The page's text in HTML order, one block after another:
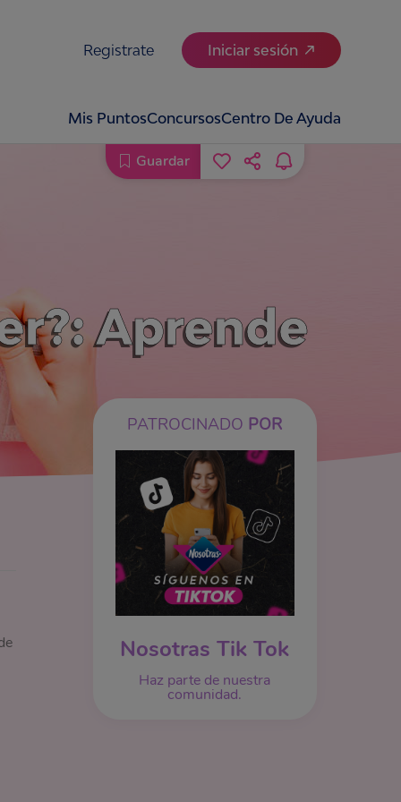
Registrate Iniciar sesión
Mis PuntosConcursosCentro De Ayuda
Aprende
PATROCINADO POR
Nosotras Tik Tok
Haz parte de nuestra
comunidad.
Guardar